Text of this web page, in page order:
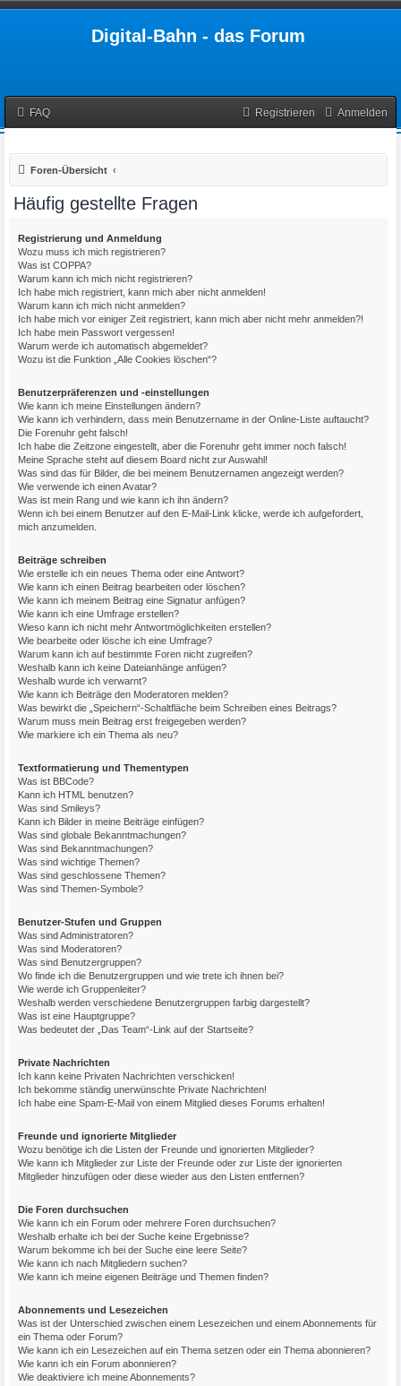
Digital-Bahn - das Forum
FAQ Anmelden
Registrieren
Foren-Übersicht
Häufig gestellte Fragen
Registrierung und Anmeldung
Wozu muss ich mich registrieren?
Was ist COPPA?
Warum kann ich mich nicht registrieren?
Ich habe mich registriert, kann mich aber nicht anmelden!
Warum kann ich mich nicht anmelden?
Ich habe mich vor einiger Zeit registriert, kann mich aber nicht mehr anmelden?!
Ich habe mein Passwort vergessen!
Warum werde ich automatisch abgemeldet?
Wozu ist die Funktion „Alle Cookies löschen“?
Benutzerpräferenzen und -einstellungen
Wie kann ich meine Einstellungen ändern?
Wie kann ich verhindern, dass mein Benutzername in der Online-Liste auftaucht?
Die Forenuhr geht falsch!
Ich habe die Zeitzone eingestellt, aber die Forenuhr geht immer noch falsch!
Meine Sprache steht auf diesem Board nicht zur Auswahl!
Was sind das für Bilder, die bei meinem Benutzernamen angezeigt werden?
Wie verwende ich einen Avatar?
Was ist mein Rang und wie kann ich ihn ändern?
Wenn ich bei einem Benutzer auf den E-Mail-Link klicke, werde ich aufgefordert,
mich anzumelden.
Beiträge schreiben
Wie erstelle ich ein neues Thema oder eine Antwort?
Wie kann ich einen Beitrag bearbeiten oder löschen?
Wie kann ich meinem Beitrag eine Signatur anfügen?
Wie kann ich eine Umfrage erstellen?
Wieso kann ich nicht mehr Antwortmöglichkeiten erstellen?
Wie bearbeite oder lösche ich eine Umfrage?
Warum kann ich auf bestimmte Foren nicht zugreifen?
Weshalb kann ich keine Dateianhänge anfügen?
Weshalb wurde ich verwarnt?
Wie kann ich Beiträge den Moderatoren melden?
Was bewirkt die „Speichern“-Schaltfläche beim Schreiben eines Beitrags?
Warum muss mein Beitrag erst freigegeben werden?
Wie markiere ich ein Thema als neu?
Textformatierung und Thementypen
Was ist BBCode?
Kann ich HTML benutzen?
Was sind Smileys?
Kann ich Bilder in meine Beiträge einfügen?
Was sind globale Bekanntmachungen?
Was sind Bekanntmachungen?
Was sind wichtige Themen?
Was sind geschlossene Themen?
Was sind Themen-Symbole?
Benutzer-Stufen und Gruppen
Was sind Administratoren?
Was sind Moderatoren?
Was sind Benutzergruppen?
Wo finde ich die Benutzergruppen und wie trete ich ihnen bei?
Wie werde ich Gruppenleiter?
Weshalb werden verschiedene Benutzergruppen farbig dargestellt?
Was ist eine Hauptgruppe?
Was bedeutet der „Das Team“-Link auf der Startseite?
Private Nachrichten
Ich kann keine Privaten Nachrichten verschicken!
Ich bekomme ständig unerwünschte Private Nachrichten!
Ich habe eine Spam-E-Mail von einem Mitglied dieses Forums erhalten!
Freunde und ignorierte Mitglieder
Wozu benötige ich die Listen der Freunde und ignorierten Mitglieder?
Wie kann ich Mitglieder zur Liste der Freunde oder zur Liste der ignorierten
Mitglieder hinzufügen oder diese wieder aus den Listen entfernen?
Die Foren durchsuchen
Wie kann ich ein Forum oder mehrere Foren durchsuchen?
Weshalb erhalte ich bei der Suche keine Ergebnisse?
Warum bekomme ich bei der Suche eine leere Seite?
Wie kann ich nach Mitgliedern suchen?
Wie kann ich meine eigenen Beiträge und Themen finden?
Abonnements und Lesezeichen
Was ist der Unterschied zwischen einem Lesezeichen und einem Abonnements für
ein Thema oder Forum?
Wie kann ich ein Lesezeichen auf ein Thema setzen oder ein Thema abonnieren?
Wie kann ich ein Forum abonnieren?
Wie deaktiviere ich meine Abonnements?